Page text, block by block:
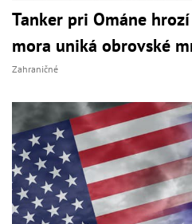
Tanker pri Ománe
mora uniká obrovské
Zahraničné